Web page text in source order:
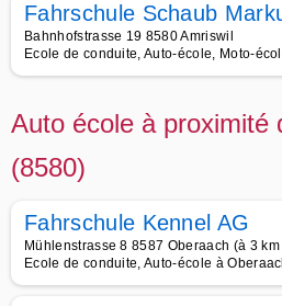
Fahrschule Schaub
Bahnhofstrasse 19 8580 Amriswil
Ecole de conduite, Auto-école, Moto-
Auto école à proximité
(8580)
Fahrschule Kennel AG
Mühlenstrasse 8 8587 Oberaach (à 3
Ecole de conduite, Auto-école à